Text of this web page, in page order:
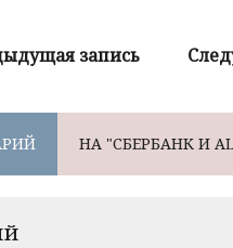
запись
НА "СБЕРБАНК И